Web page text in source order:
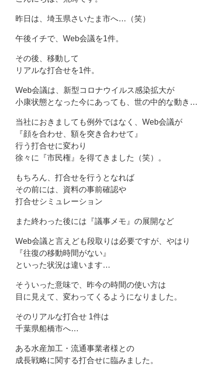
昨日は、埼玉県さいたま市へ…（笑）
午後イチで、Web会議を1件。
その後、移動して
リアルな打合せを1件。
Web会議は、新型コロナウイルス感染拡大が
小康状態となった今にあっても、世の中的な動き…
当社におきましても例外ではなく、Web会議が
『顔を合わせ、額を突き合わせて』
行う打合せに変わり
徐々に『市民権』を得てきました（笑）。
もちろん、打合せを行うとなれば
その前には、資料の事前確認や
打合せシミュレーション
また終わった後には『議事メモ』の展開など
Web会議と言えども段取りは必要ですが、やはり
『往復の移動時間がない』
といった状況は違います…
そういった意味で、昨今の時間の使い方は
目に見えて、変わってくるようになりました。
そのリアルな打合せ 1件は
千葉県船橋市へ…
ある水産加工・流通事業者様との
成長戦略に関する打合せに臨みました。